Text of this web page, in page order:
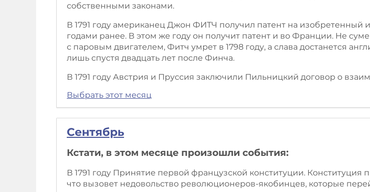
собственными законами.
В 1791 году американец Джон ФИТЧ получил патент на
годами ранее. В этом же году он получит патент и во Франции. Не
с паровым двигателем, Фитч умрет в 1798 году, а слава достанется
лишь спустя двадцать лет после Финча.
В 1791 году Австрия и Пруссия заключили Пильницкий договор о
Выбрать этот месяц
Сентябрь
Кстати, в этом месяце произошли события:
В 1791 году Принятие первой французской конституции.
что вызовет недовольство революционеров-якобинцев, которые